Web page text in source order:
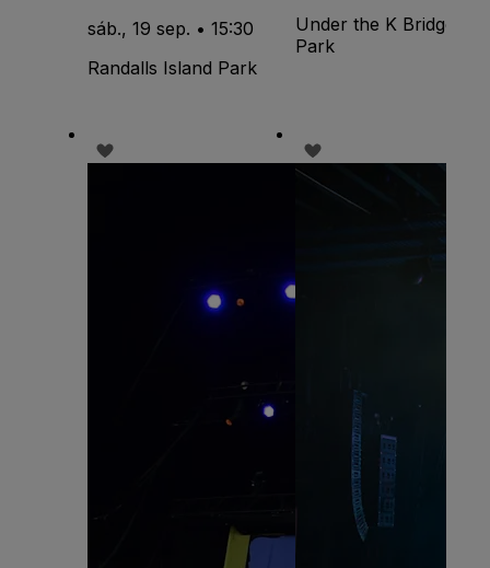
sáb., 19 sep. • 15:30
Randalls Island Park
Under the K Bridge
Park